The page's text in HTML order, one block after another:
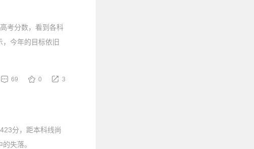
考分数，看到各科
今年的目标依旧
69 0 3
分，距本科线尚
失落。